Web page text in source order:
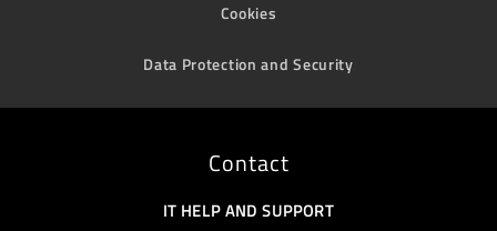
Cookies
Data Protection and Security
Contact
IT HELP AND SUPPORT